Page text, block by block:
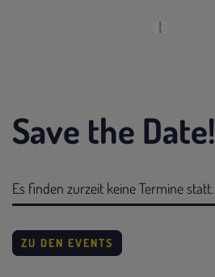
Save the Date!
Es finden zurzeit keine Termine statt.
ZU DEN EVENTS